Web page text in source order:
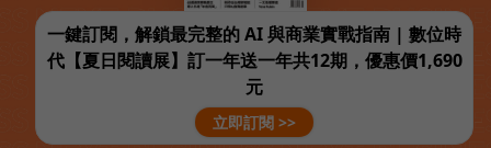
一鍵訂閱，解鎖最完整的 AI 與商業實戰指南 | 數位時
代【夏日閱讀展】訂一年送一年共12期，優惠價1,690
元
立即訂閱 >>